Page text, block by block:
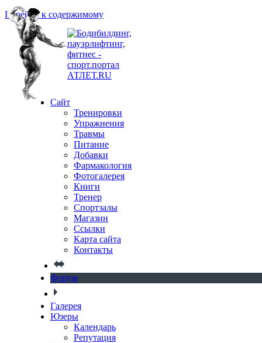
Перейти к содержимому
Сайт
Тренировки
Упражнения
Травмы
Питание
Добавки
Фармакология
Фотогалерея
Книги
Тренер
Спортзалы
Магазин
Ссылки
Карта сайта
Контакты
Форум
Галерея
Юзеры
Календарь
Репутация